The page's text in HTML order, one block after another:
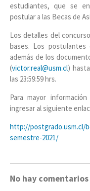
estudiantes, que se
postular a las Becas de
Los detalles del
bases. Los postulantes
además de los
(victor.real@usm.cl)
las 23:59:59 hrs.
Para mayor
ingresar al siguiente
http://postgrado.usm.cl/
semestre-2021/
No hay